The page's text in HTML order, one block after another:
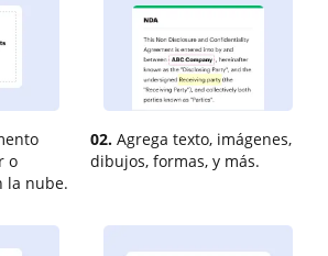
o
la nube.
02. Agrega texto, imágenes,
dibujos, formas, y más.